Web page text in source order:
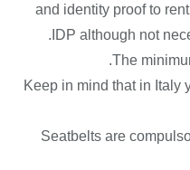
and identity proof to
IDP although not
The
Keep in mind that in Italy
Seatbelts are